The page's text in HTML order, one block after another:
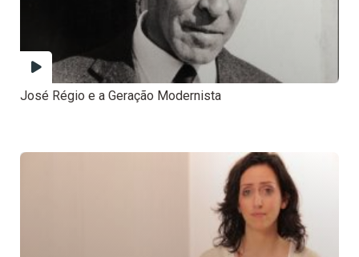
José Régio e a Geração Modernista